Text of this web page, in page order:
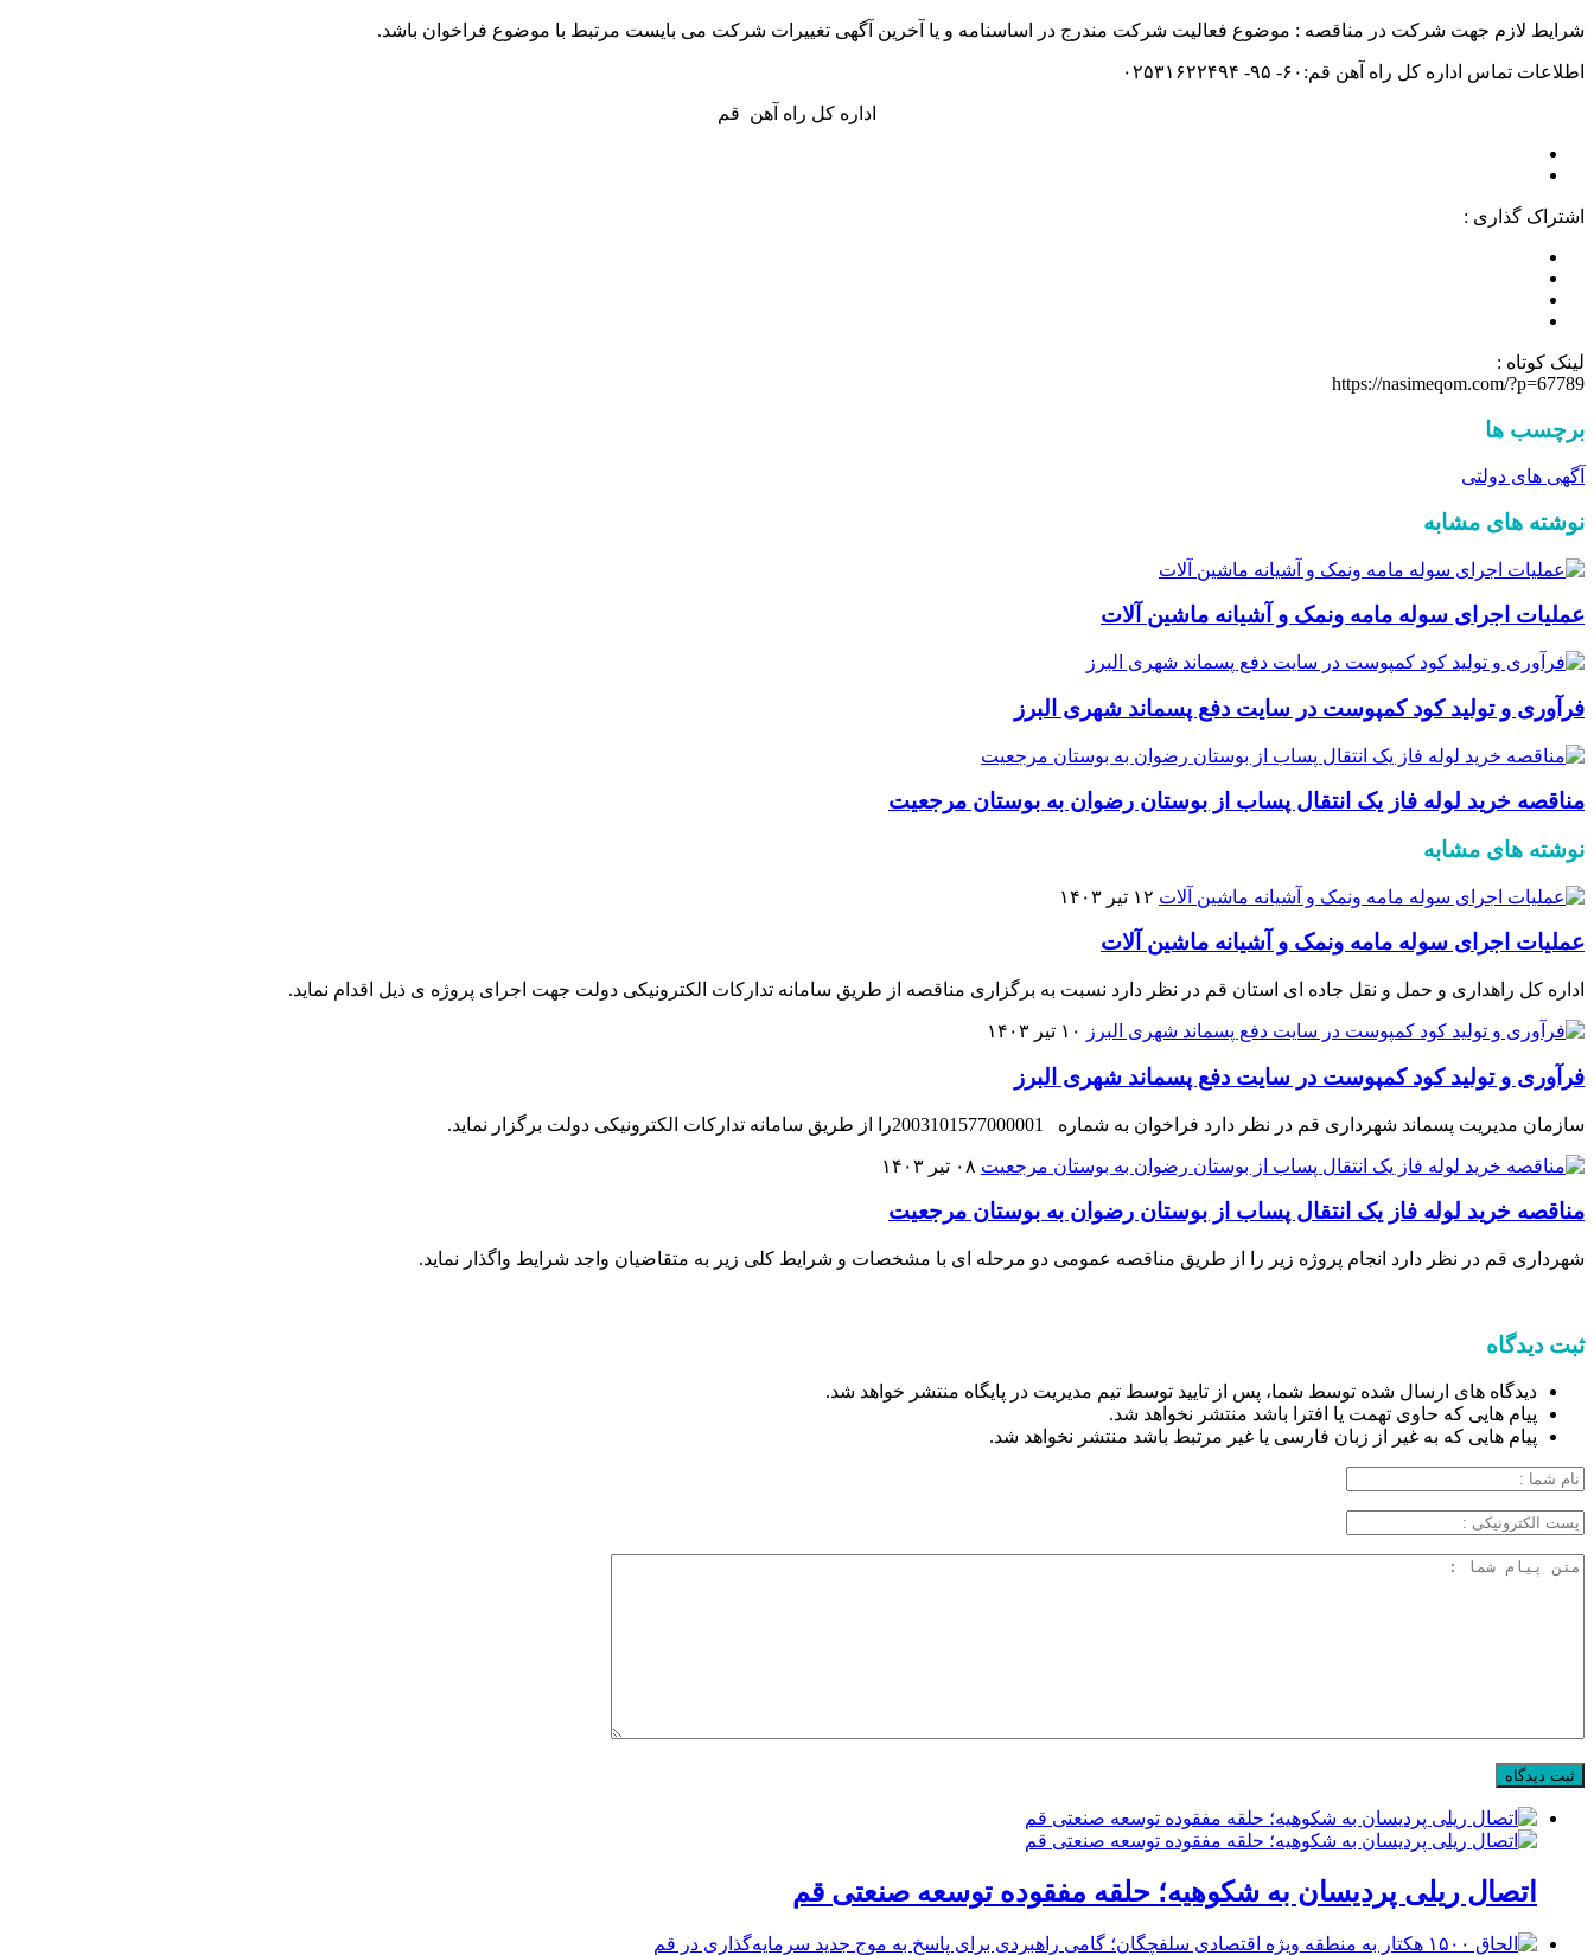
شرایط لازم جهت شرکت در مناقصه : موضوع فعالیت شرکت مندرج در اساسنامه و یا آخرین آگهی تغییرات شرکت می بایست مرتبط با موضوع فراخوان باشد.
اطلاعات تماس اداره کل راه آهن قم:۶۰- ۹۵- ۰۲۵۳۱۶۲۲۴۹۴
اداره کل راه آهن قم
اشتراک گذاری :
لینک کوتاه :
https://nasimeqom.com/?p=67789
برچسب ها
آگهی های دولتی
نوشته های مشابه
عملیات اجرای سوله مامه ونمک و آشیانه ماشین آلات
فرآوری و تولید کود کمپوست در سایت دفع پسماند شهری البرز
مناقصه خرید لوله فاز یک انتقال پساب از بوستان رضوان به بوستان مرجعیت
نوشته های مشابه
۱۲ تیر ۱۴۰۳
عملیات اجرای سوله مامه ونمک و آشیانه ماشین آلات
اداره کل راهداری و حمل و نقل جاده ای استان قم در نظر دارد نسبت به برگزاری مناقصه از طریق سامانه تدارکات الکترونیکی دولت جهت اجرای پروژه ی ذیل اقدام نماید.
۱۰ تیر ۱۴۰۳
فرآوری و تولید کود کمپوست در سایت دفع پسماند شهری البرز
سازمان مدیریت پسماند شهرداری قم در نظر دارد فراخوان به شماره 2003101577000001را از طریق سامانه تدارکات الکترونیکی دولت برگزار نماید.
۰۸ تیر ۱۴۰۳
مناقصه خرید لوله فاز یک انتقال پساب از بوستان رضوان به بوستان مرجعیت
شهرداری قم در نظر دارد انجام پروژه زیر را از طریق مناقصه عمومی دو مرحله ای با مشخصات و شرایط کلی زیر به متقاضیان واجد شرایط واگذار نماید.
ثبت دیدگاه
دیدگاه های ارسال شده توسط شما، پس از تایید توسط تیم مدیریت در پایگاه منتشر خواهد شد.
پیام هایی که حاوی تهمت یا افترا باشد منتشر نخواهد شد.
پیام هایی که به غیر از زبان فارسی یا غیر مرتبط باشد منتشر نخواهد شد.
اتصال ریلی پردیسان به شکوهیه؛ حلقه مفقوده توسعه صنعتی قم